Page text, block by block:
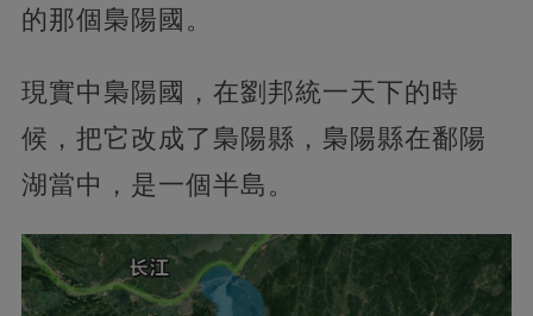
的那個梟陽國。
現實中梟陽國，在劉邦統一天下的時
候，把它改成了梟陽縣，梟陽縣在鄱陽
湖當中，是一個半島。